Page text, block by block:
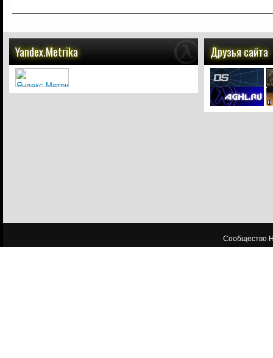
Yandex.Metrika Друзья сайта
Сообщество